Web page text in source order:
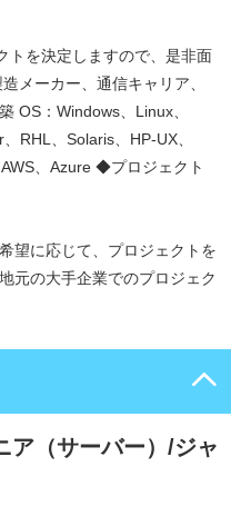
トを決定しますので、是非面
メーカー、通信キャリア、
：Windows、Linux、
RHL、Solaris、HP-UX、
、Azure ◆プロジェクト
望に応じて、プロジェクトを
元の大手企業でのプロジェク
ア（サーバー）/ジャ